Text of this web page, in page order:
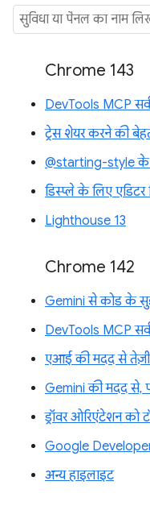
Chrome 143
DevTools MCP
ट्रेस शेयर करने की
@starting-style के
डिस्प्ले के लिए एडिटर
Lighthouse 13
Chrome 142
Gemini से कोड के
DevTools MCP
एआई की मदद से
Gemini की मदद से,
ड्रॉवर ओरिएंटेशन को
Google
अन्य हाइलाइट